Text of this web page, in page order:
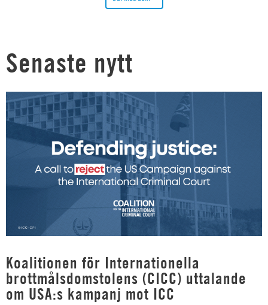
Senaste nytt
Koalitionen för Internationella
brottmålsdomstolens (CICC) uttalande
om USA:s kampanj mot ICC